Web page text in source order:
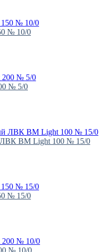
№ 10/0
№ 5/0
ЛВК ВМ Light 100 № 15/0
№ 15/0